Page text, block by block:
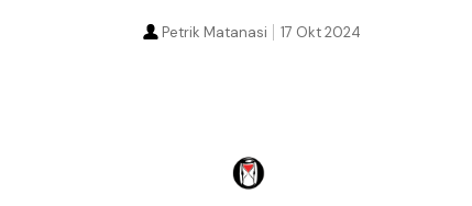
17 Okt 2024
Petrik Matanasi